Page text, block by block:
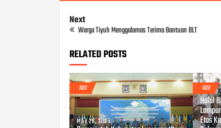
Next
Warga Tiyuh Menggalamas Terima Bantuan BLT
RELATED POSTS
ADV
MAY 26, 2025
ADV
APR
Halal
Etos